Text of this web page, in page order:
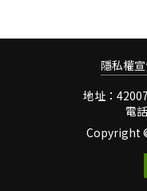
隱私權
地址：
電
Copyright